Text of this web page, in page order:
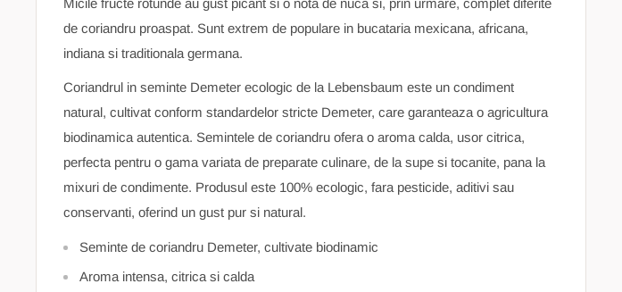
Micile fructe rotunde au gust picant si o nota de nuca si, prin urmare, complet diferite
de coriandru proaspat. Sunt extrem de populare in bucataria mexicana, africana,
indiana si traditionala germana.
Coriandrul in seminte Demeter ecologic de la Lebensbaum este un condiment
natural, cultivat conform standardelor stricte Demeter, care garanteaza o agricultura
biodinamica autentica. Semintele de coriandru ofera o aroma calda, usor citrica,
perfecta pentru o gama variata de preparate culinare, de la supe si tocanite, pana la
mixuri de condimente. Produsul este 100% ecologic, fara pesticide, aditivi sau
conservanti, oferind un gust pur si natural.
Seminte de coriandru Demeter, cultivate biodinamic
Aroma intensa, citrica si calda